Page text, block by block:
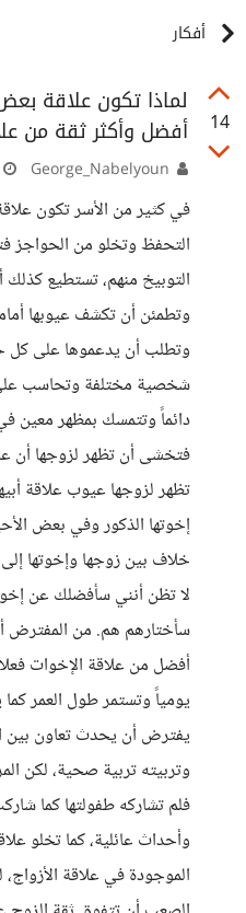
أفكار
14
لماذا تكون علاقة
أفضل وأكثر ثقة من
في كثير من الأسر تكون
التحفظ وتخلو من الحواجز
التوبيخ منهم، تستطيع
وتطمئن أن تكشف عيوبها
وتطلب أن يدعموها على كل
شخصية مختلفة وتحاسب
دائماً وتتمسك بمظهر معين
فتخشى أن تظهر لزوجها أن
تظهر لزوجها عيوب علاقة
إخوتها الذكور وفي بعض
خلاف بين زوجها وإخوتها
لا تظن أنني سأفضلك عن
سأختارهم هم. من المفترض
يومياً وتستمر طول العمر
يفترض أن يحدث تعاون بين
وتربيته تربية صحية، لكن
فلم تشاركه طفولتها كما
وأحداث عائلية، كما تخلو
الموجودة في علاقة